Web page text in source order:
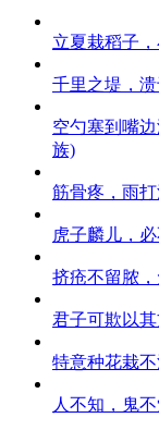
立夏栽稻子，
千里之堤，溃
空勺塞到嘴
族)
筋骨疼，雨打
虎子麟儿，
挤疮不留脓
君子可欺以
特意种花栽
人不知，鬼